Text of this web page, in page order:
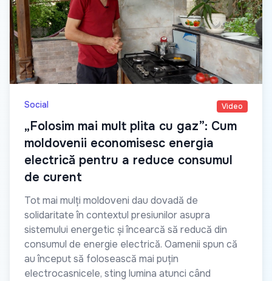
Social Video
„Folosim mai mult plita cu gaz”: Cum
moldovenii economisesc energia
electrică pentru a reduce consumul
de curent
Tot mai mulți moldoveni dau dovadă de
solidaritate în contextul presiunilor asupra
sistemului energetic și încearcă să reducă din
consumul de energie electrică. Oamenii spun că
au început să folosească mai puțin
electrocasnicele, sting lumina atunci când